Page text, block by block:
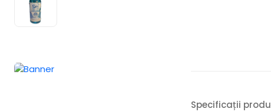
Specificații